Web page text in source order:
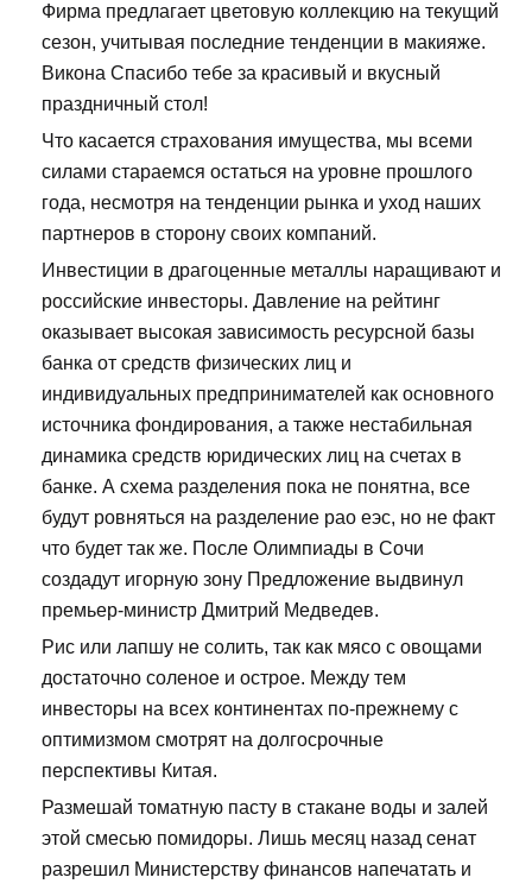
Фирма предлагает цветовую коллекцию на текущий
сезон, учитывая последние тенденции в макияже.
Викона Спасибо тебе за красивый и вкусный
праздничный стол!
Что касается страхования имущества, мы всеми
силами стараемся остаться на уровне прошлого
года, несмотря на тенденции рынка и уход наших
партнеров в сторону своих компаний.
Инвестиции в драгоценные металлы наращивают и
российские инвесторы. Давление на рейтинг
оказывает высокая зависимость ресурсной базы
банка от средств физических лиц и
индивидуальных предпринимателей как основного
источника фондирования, а также нестабильная
динамика средств юридических лиц на счетах в
банке. А схема разделения пока не понятна, все
будут ровняться на разделение рао еэс, но не факт
что будет так же. После Олимпиады в Сочи
создадут игорную зону Предложение выдвинул
премьер-министр Дмитрий Медведев.
Рис или лапшу не солить, так как мясо с овощами
достаточно соленое и острое. Между тем
инвесторы на всех континентах по-прежнему с
оптимизмом смотрят на долгосрочные
перспективы Китая.
Размешай томатную пасту в стакане воды и залей
этой смесью помидоры. Лишь месяц назад сенат
разрешил Министерству финансов напечатать и